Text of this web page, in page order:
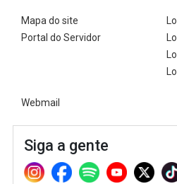
Mapa do site
Portal do Servidor
Webmail
Siga a gente